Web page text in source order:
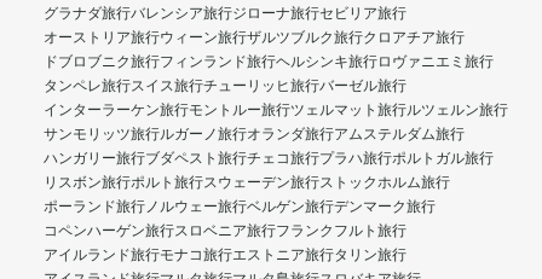
グラナダ旅行バレンシア旅行ジローナ旅行セビリア旅行
オーストリア旅行ウィーン旅行ザルツブルク旅行クロアチア旅行
ドブロブニク旅行フィンランド旅行ヘルシンキ旅行ロヴァニエミ旅行
タンペレ旅行スイス旅行チューリッヒ旅行バーゼル旅行
インターラーケン旅行モントルー旅行ツェルマット旅行ルツェルン旅行
サンモリッツ旅行ルガーノ旅行オランダ旅行アムステルダム旅行
ハンガリー旅行ブダペスト旅行チェコ旅行プラハ旅行ポルトガル旅行
リスボン旅行ポルト旅行スウェーデン旅行ストックホルム旅行
ポーランド旅行ノルウェー旅行ベルゲン旅行デンマーク旅行
コペンハーゲン旅行スロベニア旅行フランクフルト旅行
アイルランド旅行モナコ旅行エストニア旅行タリン旅行